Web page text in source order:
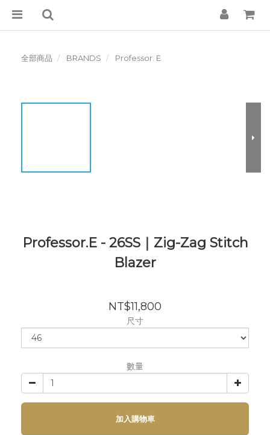
全部商品 BRANDS Professor. E
Professor.E - 26SS｜Zig-Zag Stitch
Blazer
NT$11,800
尺寸
數量
加入購物車